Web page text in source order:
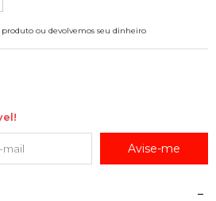
produto ou devolvemos seu dinheiro
Avise-me